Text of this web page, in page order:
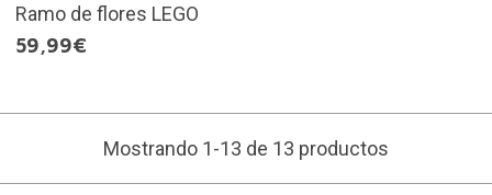
Ramo de flores LEGO
59,99€
Mostrando 1-13 de 13 productos